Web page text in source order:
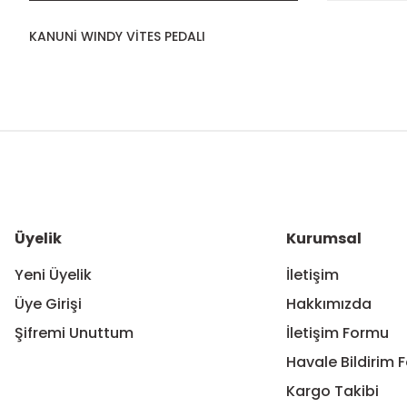
KANUNİ WINDY VİTES PEDALI
Ürün bilgilerinde hatalar bulunuyor.
Üyelik
Yeni Üyelik
Üye Girişi
Şifremi Unuttum
Kurumsal
İletişim
Hakkımızda
İletişim Formu
Havale Bildirim
Kargo Takibi